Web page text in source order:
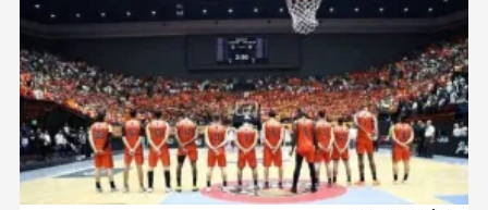
أوروبياً، أعلن أرسنال تعاقده مع البرازيلي برونو غيماريش قادماً من
نيوكاسل يونايتد في صفقة بلغت 75 مليون جنيه إسترليني، بعقد
يمتد لأربع سنوات، في وقت تواصلت فيه التحضيرات للموسم
الجديد عبر مجموعة من المباريات الودية، أبرزها تعادل مانشستر
يونايتد مع باريس سان جيرمان بهدف لمثله، وفوز ليدز يونايتد على
لايبزيغ بهدفين دون رد، وكوفنتري سيتي على إسبانيول بخمسة
أهداف مقابل ثلاثة.